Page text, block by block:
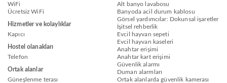
WiFi
Ücretsiz WiFi
Hizmetler ve kolaylıklar
Kapıcı
Hostel olanakları
Telefon
Ortak alanlar
Güneşlenme terası
Alt banyo lavabosu
Banyoda acil durum kablosu
Görsel yardımcılar: Dokunsal işaretler
İşitsel rehberlik
Evcil hayvan sepeti
Evcil hayvan kaseleri
Anahtar erişimi
Anahtar kart erişimi
Güvenlik alarmı
Duman alarmları
Ortak alanlarda güvenlik kamerası